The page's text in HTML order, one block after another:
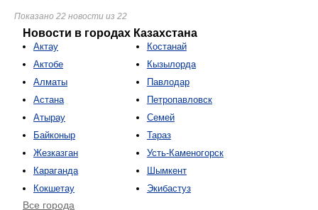
Показано 22 новости из 22
Новости в городах Казахстана
Актау
Актобе
Алматы
Астана
Атырау
Байконыр
Жезказган
Караганда
Кокшетау
Костанай
Кызылорда
Павлодар
Петропавловск
Семей
Тараз
Усть-Каменогорск
Шымкент
Экибастуз
Все города